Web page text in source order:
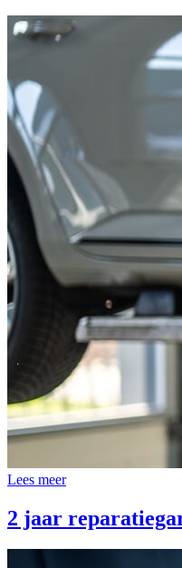
Lees meer
2 jaar